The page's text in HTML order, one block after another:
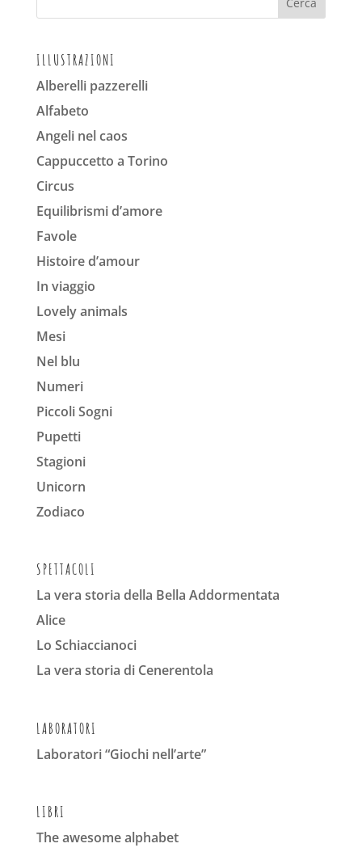
ILLUSTRAZIONI
Alberelli pazzerelli
Alfabeto
Angeli nel caos
Cappuccetto a Torino
Circus
Equilibrismi d’amore
Favole
Histoire d’amour
In viaggio
Lovely animals
Mesi
Nel blu
Numeri
Piccoli Sogni
Pupetti
Stagioni
Unicorn
Zodiaco
SPETTACOLI
La vera storia della Bella Addormentata
Alice
Lo Schiaccianoci
La vera storia di Cenerentola
LABORATORI
Laboratori “Giochi nell’arte”
LIBRI
The awesome alphabet